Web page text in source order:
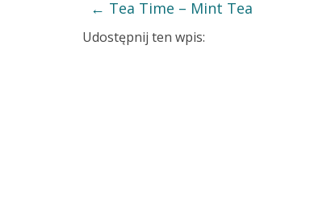
← Tea Time – Mint Tea
Udostępnij ten wpis: